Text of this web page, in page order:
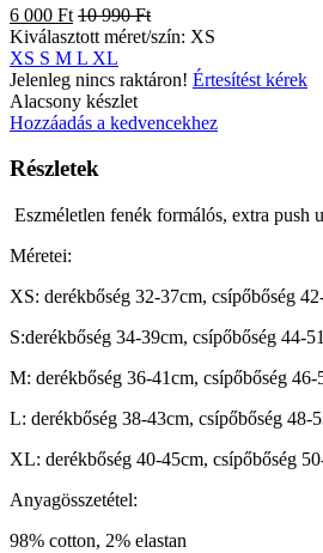
6 000 Ft 10 990 Ft
Kiválasztott méret/szín: XS
XS S M L XL
Jelenleg nincs raktáron! Értesítést kérek
Alacsony készlet
Hozzáadás a kedvencekhez
Részletek
Eszméletlen fenék formálós, extra push
Méretei:
XS: derékbőség 32-37cm, csípőbőség
S:derékbőség 34-39cm, csípőbőség 44-
M: derékbőség 36-41cm, csípőbőség 46-
L: derékbőség 38-43cm, csípőbőség 48-
XL: derékbőség 40-45cm, csípőbőség
Anyagösszetétel:
98% cotton, 2% elastan